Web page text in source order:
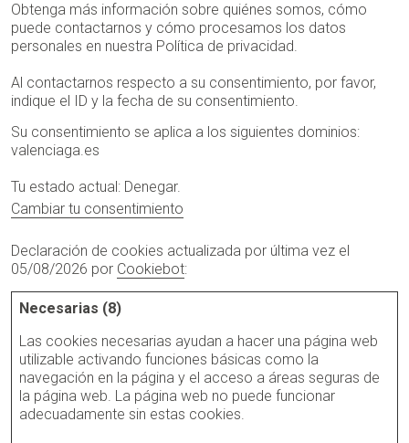
Obtenga más información sobre quiénes somos, cómo
puede contactarnos y cómo procesamos los datos
personales en nuestra Política de privacidad.
Al contactarnos respecto a su consentimiento, por favor,
indique el ID y la fecha de su consentimiento.
Su consentimiento se aplica a los siguientes dominios:
valenciaga.es
Tu estado actual: Denegar.
Cambiar tu consentimiento
Declaración de cookies actualizada por última vez el
05/08/2026 por Cookiebot:
Necesarias (8)
Las cookies necesarias ayudan a hacer una página web
utilizable activando funciones básicas como la
navegación en la página y el acceso a áreas seguras de
la página web. La página web no puede funcionar
adecuadamente sin estas cookies.